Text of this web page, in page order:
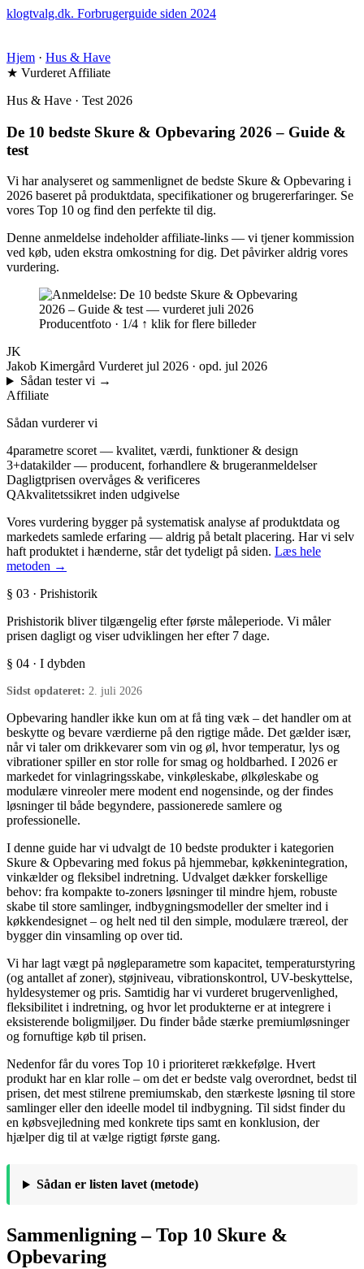
klogtvalg.dk. Forbrugerguide siden 2024
Hjem · Hus & Have
★ Vurderet Affiliate
Hus & Have · Test 2026
De 10 bedste Skure & Opbevaring 2026 – Guide &
test
Vi har analyseret og sammenlignet de bedste Skure & Opbevaring i
2026 baseret på produktdata, specifikationer og brugererfaringer. Se
vores Top 10 og find den perfekte til dig.
Denne anmeldelse indeholder affiliate-links — vi tjener kommission
ved køb, uden ekstra omkostning for dig. Det påvirker aldrig vores
vurdering.
Producentfoto · 1/4 ↑ klik for flere billeder
JK
Jakob Kimergård Vurderet jul 2026 · opd. jul 2026
Sådan tester vi →
Affiliate
Sådan vurderer vi
4parametre scoret — kvalitet, værdi, funktioner & design
3+datakilder — producent, forhandlere & brugeranmeldelser
Dagligtprisen overvåges & verificeres
QAkvalitetssikret inden udgivelse
Vores vurdering bygger på systematisk analyse af produktdata og
markedets samlede erfaring — aldrig på betalt placering. Har vi selv
haft produktet i hænderne, står det tydeligt på siden. Læs hele
metoden →
§ 03 · Prishistorik
Prishistorik bliver tilgængelig efter første måleperiode. Vi måler
prisen dagligt og viser udviklingen her efter 7 dage.
§ 04 · I dybden
Sidst opdateret: 2. juli 2026
Opbevaring handler ikke kun om at få ting væk – det handler om at
beskytte og bevare værdierne på den rigtige måde. Det gælder især,
når vi taler om drikkevarer som vin og øl, hvor temperatur, lys og
vibrationer spiller en stor rolle for smag og holdbarhed. I 2026 er
markedet for vinlagringsskabe, vinkøleskabe, ølkøleskabe og
modulære vinreoler mere modent end nogensinde, og der findes
løsninger til både begyndere, passionerede samlere og
professionelle.
I denne guide har vi udvalgt de 10 bedste produkter i kategorien
Skure & Opbevaring med fokus på hjemmebar, køkkenintegration,
vinkælder og fleksibel indretning. Udvalget dækker forskellige
behov: fra kompakte to-zoners løsninger til mindre hjem, robuste
skabe til store samlinger, indbygningsmodeller der smelter ind i
køkkendesignet – og helt ned til den simple, modulære træreol, der
bygger din vinsamling op over tid.
Vi har lagt vægt på nøgleparametre som kapacitet, temperaturstyring
(og antallet af zoner), støjniveau, vibrationskontrol, UV-beskyttelse,
hyldesystemer og pris. Samtidig har vi vurderet brugervenlighed,
fleksibilitet i indretning, og hvor let produkterne er at integrere i
eksisterende boligmiljøer. Du finder både stærke premiumløsninger
og fornuftige køb til prisen.
Nedenfor får du vores Top 10 i prioriteret rækkefølge. Hvert
produkt har en klar rolle – om det er bedste valg overordnet, bedst til
prisen, det mest stilrene premiumskab, den stærkeste løsning til store
samlinger eller den ideelle model til indbygning. Til sidst finder du
en købsvejledning med konkrete tips samt en konklusion, der
hjælper dig til at vælge rigtigt første gang.
Sådan er listen lavet (metode)
Sammenligning – Top 10 Skure &
Opbevaring